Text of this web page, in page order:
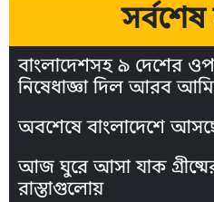
বাংলাদেশসহ ৯ দেশের
নিষেধাজ্ঞা দিল আরব
অবশেষে বাংলাদেশে
আজ ঘুরে আসা যাক
রাস্তাগুলোয়